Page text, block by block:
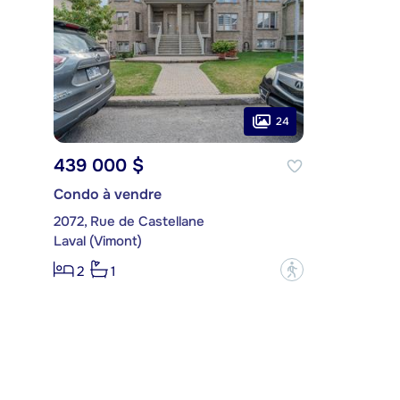
24
439 000 $
Condo à vendre
2072, Rue de Castellane
Laval (Vimont)
2
1 ?